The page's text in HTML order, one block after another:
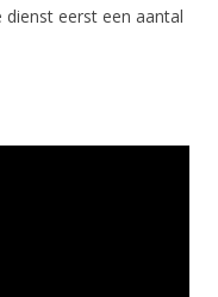
eerst een aantal